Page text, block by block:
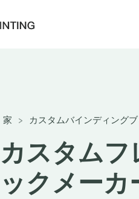
家 > カスタムバインディングブ
カスタム
ックメーカ